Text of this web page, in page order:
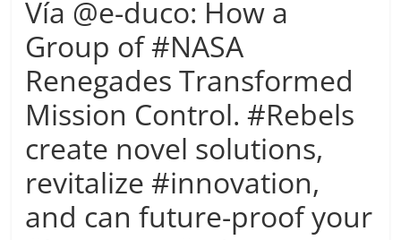
Conocimiento
Learn
more.
Do
more.
more.
Vía @e-duco: How a
Group of #NASA
Renegades Transformed
Mission Control. #Rebels
create novel solutions,
revitalize #innovation,
and can future-proof your